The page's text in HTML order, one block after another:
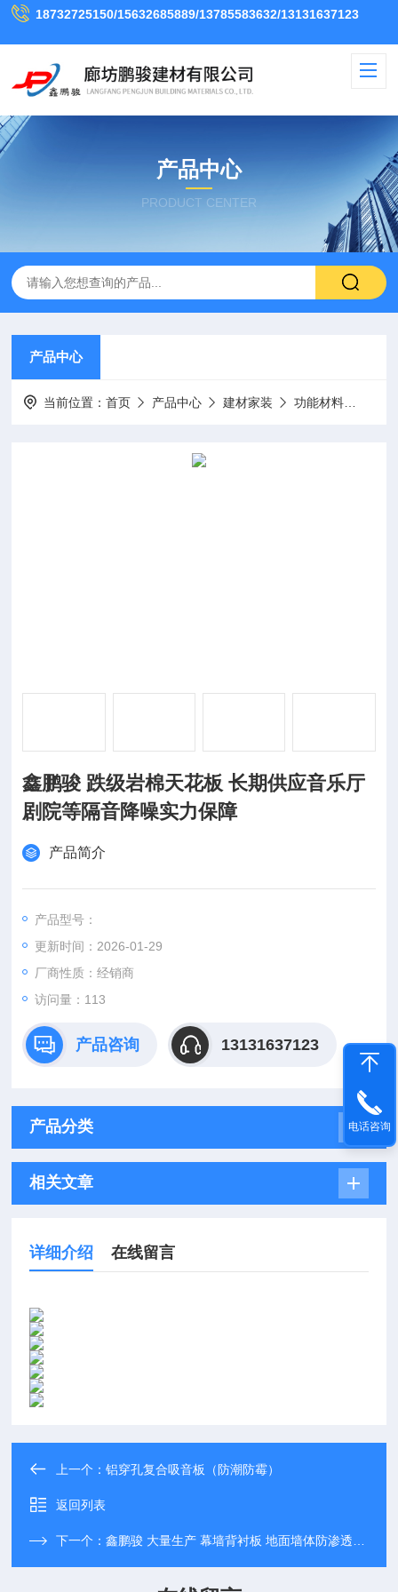
18732725150/15632685889/13785583632/13131637123
产品中心
PRODUCT CENTER
产品中心
当前位置：首页 产品中心 建材家装 功能材料
鑫鹏骏 跌级岩棉天花板 长期供应音乐厅
剧院等隔音降噪实力保障
产品简介
产品型号：
更新时间：2026-01-29
厂商性质：经销商
访问量：113
产品咨询 13131637123
产品分类
相关文章
详细介绍 在线留言
上一个：铝穿孔复合吸音板（防潮防霉）
返回列表
下一个：鑫鹏骏 大量生产 幕墙背衬板 地面墙体防渗透板轻质高强 可免费拿样
电话咨询